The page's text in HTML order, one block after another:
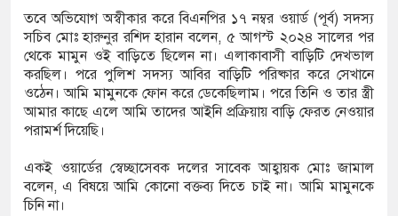
তবে অভিযোগ অস্বীকার করে বিএনপির ১৭ নম্বর ওয়ার্ড (পূর্ব) সদস্য
সচিব মোঃ হারুনুর রশিদ হারান বলেন, ৫ আগস্ট ২০২৪ সালের পর
থেকে মামুন ওই বাড়িতে ছিলেন না। এলাকাবাসী বাড়িটি দেখভাল
করছিল। পরে পুলিশ সদস্য আবির বাড়িটি পরিষ্কার করে সেখানে
ওঠেন। আমি মামুনকে ফোন করে ডেকেছিলাম। পরে তিনি ও তার স্ত্রী
আমার কাছে এলে আমি তাদের আইনি প্রক্রিয়ায় বাড়ি ফেরত নেওয়ার
পরামর্শ দিয়েছি।
একই ওয়ার্ডের স্বেচ্ছাসেবক দলের সাবেক আহ্বায়ক মোঃ জামাল
বলেন, এ বিষয়ে আমি কোনো বক্তব্য দিতে চাই না। আমি মামুনকে
চিনি না।